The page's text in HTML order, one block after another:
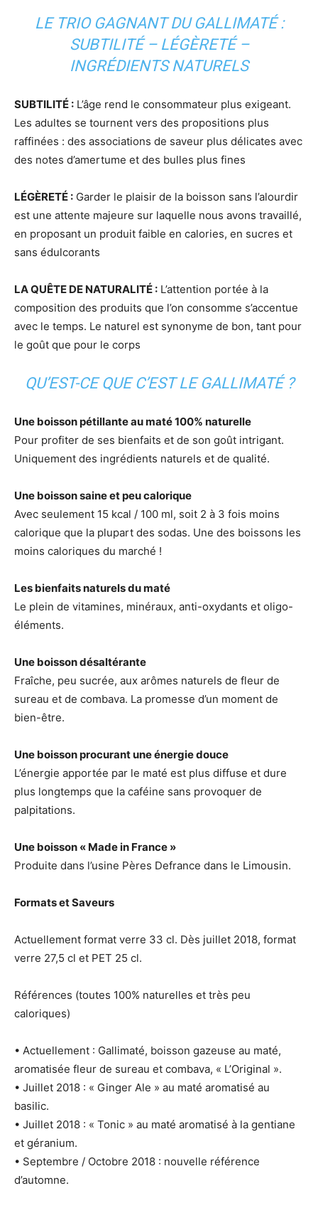
LE TRIO GAGNANT DU GALLIMATÉ :
SUBTILITÉ – LÉGÈRETÉ –
INGRÉDIENTS NATURELS
SUBTILITÉ : L’âge rend le consommateur plus exigeant.
Les adultes se tournent vers des propositions plus
raffinées : des associations de saveur plus délicates avec
des notes d’amertume et des bulles plus fines
LÉGÈRETÉ : Garder le plaisir de la boisson sans l’alourdir
est une attente majeure sur laquelle nous avons travaillé,
en proposant un produit faible en calories, en sucres et
sans édulcorants
LA QUÊTE DE NATURALITÉ : L’attention portée à la
composition des produits que l’on consomme s’accentue
avec le temps. Le naturel est synonyme de bon, tant pour
le goût que pour le corps
QU’EST-CE QUE C’EST LE GALLIMATÉ ?
Une boisson pétillante au maté 100% naturelle
Pour profiter de ses bienfaits et de son goût intrigant.
Uniquement des ingrédients naturels et de qualité.
Une boisson saine et peu calorique
Avec seulement 15 kcal / 100 ml, soit 2 à 3 fois moins
calorique que la plupart des sodas. Une des boissons les
moins caloriques du marché !
Les bienfaits naturels du maté
Le plein de vitamines, minéraux, anti-oxydants et oligo-
éléments.
Une boisson désaltérante
Fraîche, peu sucrée, aux arômes naturels de fleur de
sureau et de combava. La promesse d’un moment de
bien-être.
Une boisson procurant une énergie douce
L’énergie apportée par le maté est plus diffuse et dure
plus longtemps que la caféine sans provoquer de
palpitations.
Une boisson « Made in France »
Produite dans l’usine Pères Defrance dans le Limousin.
Formats et Saveurs
Actuellement format verre 33 cl. Dès juillet 2018, format
verre 27,5 cl et PET 25 cl.
Références (toutes 100% naturelles et très peu
caloriques)
• Actuellement : Gallimaté, boisson gazeuse au maté,
aromatisée fleur de sureau et combava, « L’Original ».
• Juillet 2018 : « Ginger Ale » au maté aromatisé au
basilic.
• Juillet 2018 : « Tonic » au maté aromatisé à la gentiane
et géranium.
• Septembre / Octobre 2018 : nouvelle référence
d’automne.